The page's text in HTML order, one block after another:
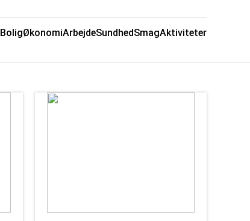
BoligØkonomiArbejdeSundhedSmagAktiviteter